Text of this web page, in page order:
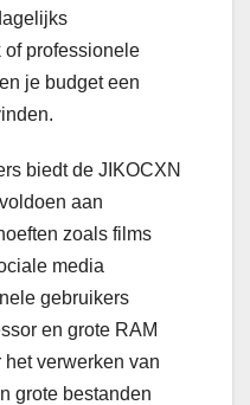
of professionele
je budget een
biedt de JIKOCXN
aan
zoals films
media
gebruikers
en grote RAM
verwerken van
grote bestanden